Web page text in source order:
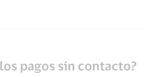
pagos sin contacto?